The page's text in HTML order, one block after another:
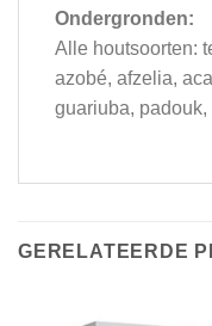
Ondergronden:
Alle houtsoorten:
azobé, afzelia,
guariuba,
GERELATEERDE